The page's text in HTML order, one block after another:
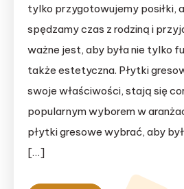
tylko przygotowujemy posiłki,
spędzamy czas z rodziną i
ważne jest, aby była nie tylko
także estetyczna. Płytki
swoje właściwości, stają się
popularnym wyborem w
płytki gresowe wybrać, aby
[…]